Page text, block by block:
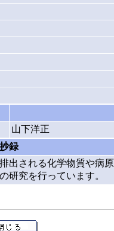
山下洋正
抄録
される化学物質や病
研究を行っています。